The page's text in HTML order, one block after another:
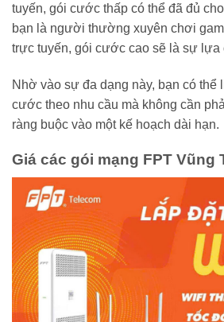
tuyến, gói cước thấp có thể đã đủ
bạn là người thường xuyên chơi
trực tuyến, gói cước cao sẽ là sự lựa
Nhờ vào sự đa dạng này, bạn có thể
cước theo nhu cầu mà không cần
ràng buộc vào một kế hoạch dài hạn.
Giá các gói mạng FPT Vũng